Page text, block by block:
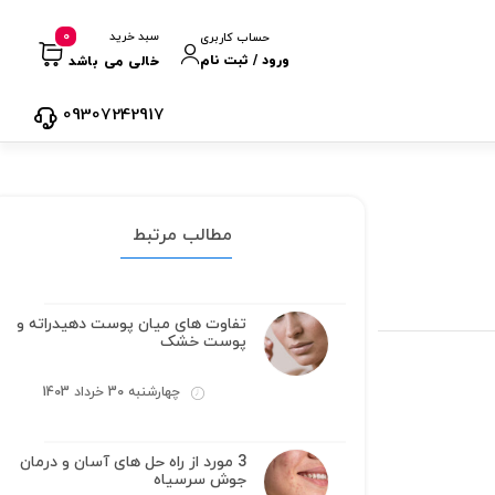
حساب کاربری
ورود / ثبت نام
سبد خرید
خالی می باشد
0
09307242917
مطالب مرتبط
تفاوت های میان پوست دهیدراته و
پوست خشک
چهارشنبه 30 خرداد 1403
3 مورد از راه حل های آسان و درمان
جوش سرسیاه